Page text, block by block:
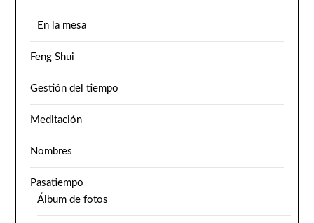
En la mesa
Feng Shui
Gestión del tiempo
Meditación
Nombres
Pasatiempo
Álbum de fotos